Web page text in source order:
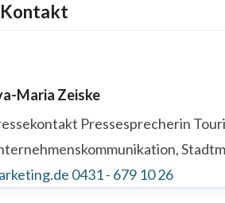
Kontakt
Maria Zeiske
Pressesprecherin
0431 - 679 10 26